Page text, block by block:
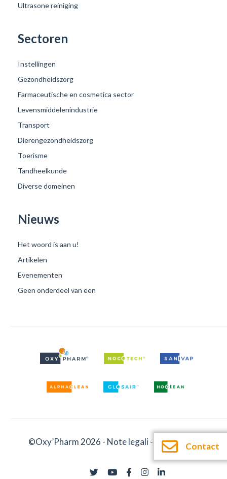
Ultrasone reiniging
Sectoren
Instellingen
Gezondheidszorg
Farmaceutische en cosmetica sector
Levensmiddelenindustrie
Transport
Dierengezondheidszorg
Toerisme
Tandheelkunde
Diverse domeinen
Nieuws
Het woord is aan u!
Artikelen
Evenementen
Geen onderdeel van een
©Oxy’Pharm 2026 - Note legali- Documentatie
Contact